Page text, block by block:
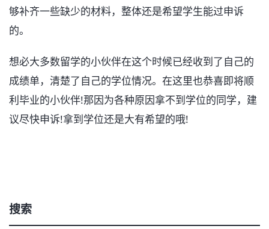
够补齐一些缺少的材料，整体还是希望学生能过申诉
的。
想必大多数留学的小伙伴在这个时候已经收到了自己的
成绩单，清楚了自己的学位情况。在这里也恭喜即将顺
利毕业的小伙伴!那因为各种原因拿不到学位的同学，建
议尽快申诉!拿到学位还是大有希望的哦!
搜索